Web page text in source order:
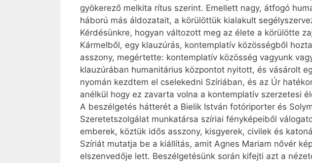
gyökerező melkita rítus szerint. Emellett nagy, átfogó
háború más áldozatait, a körülöttük kialakult
Kérdésünkre, hogyan változott meg az élete a körülötte
Kármelből, egy klauzúrás, kontemplatív közösségből
asszony, megértette: kontemplatív közösség vagyunk
klauzúrában humanitárius központot nyitott, és vásárolt
nyomán kezdtem el cselekedni Szíriában, és az Úr
anélkül hogy ez zavarta volna a kontemplatív szerzetesi
A beszélgetés hátterét a Bielik István fotóriporter és
Szeretetszolgálat munkatársa szíriai fényképeiből
emberek, köztük idős asszony, kisgyerek, civilek és
Szíriát mutatja be a kiállítás, amit Agnes Mariam nővér
elszenvedője lett. Beszélgetésünk során kifejti azt a